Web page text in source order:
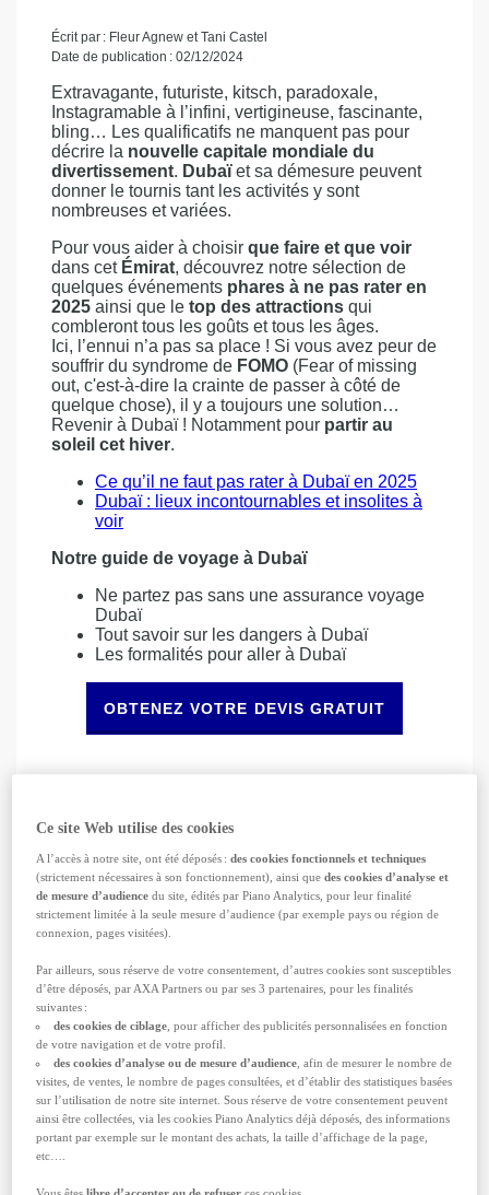
Écrit par : Fleur Agnew et Tani Castel
Date de publication : 02/12/2024
Extravagante, futuriste, kitsch, paradoxale,
Instagramable à l’infini, vertigineuse, fascinante,
bling… Les qualificatifs ne manquent pas pour
décrire la nouvelle capitale mondiale du
divertissement. Dubaïet sa démesure peuvent
donner le tournis tant les activités y sont
nombreuses et variées.
Pour vous aider à choisir que faire et que voir
dans cet Émirat, découvrez notre sélection de
quelques événements phares à ne pas rater en
2025 ainsi que le top des attractions qui
combleront tous les goûts et tous les âges.
Ici, l’ennui n’a pas sa place ! Si vous avez peur de
souffrir du syndrome de FOMO (Fear of missing
out, c'est-à-dire la crainte de passer à côté de
quelque chose), il y a toujours une solution…
Revenir à Dubaï ! Notamment pour partir au
soleil cet hiver.
Ce qu’il ne faut pas rater à Dubaï en 2025
Dubaï : lieux incontournables et insolites à
voir
Notre guide de voyage à Dubaï
Ne partez pas sans une assurance voyage
Dubaï
Tout savoir sur les dangers à Dubaï
Les formalités pour aller à Dubaï
OBTENEZ VOTRE DEVIS GRATUIT
1. D’octobre 2024 à mai 2025 : Global village
Chaque année, cette attraction familiale ouvre ses
portes pendant 6 mois. Celieu unique en son
genre rassemble 80 cultures du monde entier à
travers 26 pavillons. Parmi ses nombreuses
activités : spectacles en tout genre, stands de
Petits et grands y trouveront leur compte.
2. Du 6 décembre 2024 au 12 janvier 2025 : le
Dubaï Shopping Festival (DSF)
Vous allez vivre une édition très spéciale : celle
des 30 ans duDSF! Le programme s’annonce
plus festif que jamais avec des spectacles, des
installations lumineuses et des concerts pour
célébrer trois décennies dédiées à l’expérience
du shopping. Comme chaque année, le festival
cadeauxaux autres et juste après pour
Ce site Web utilise des cookies
A l’accès à notre site, ont été déposés :des cookies fonctionnels et techniques
(strictement nécessaires à son fonctionnement), ainsi quedes cookies d’analyse et
de mesure d’audience du site, édités par Piano Analytics, pour leur finalité
strictement limitée à la seule mesure d’audience (par exemple pays ou région de
connexion, pages visitées).
Par ailleurs, sous réserve de votre consentement, d’autres cookies sont susceptibles
d’être déposés, par AXA Partners ou par ses 3 partenaires, pour les finalités
suivantes :
des cookies de ciblage, pour afficher des publicités personnalisées en fonction
de votre navigation et de votre profil.
des cookies d’analyse ou de mesure d’audience, afin de mesurer le nombre de
visites, de ventes, le nombre de pages consultées, et d’établir des statistiques basées
sur l’utilisation de notre site internet. Sous réserve de votre consentement peuvent
ainsi être collectées, via les cookies Piano Analytics déjà déposés, des informations
portant par exemple sur le montant des achats, la taille d’affichage de la page,
etc….